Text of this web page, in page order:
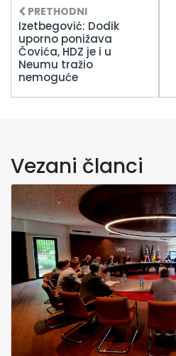
PRETHODNI
Izetbegović: Dodik
uporno ponižava
Čovića, HDZ je i u
Neumu tražio
nemoguće
Vezani članci